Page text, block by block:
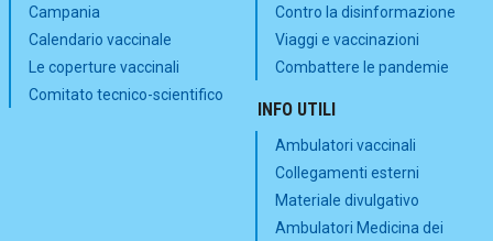
Campania
Calendario vaccinale
Le coperture vaccinali
Comitato tecnico-scientifico
Contro la disinformazione
Viaggi e vaccinazioni
Combattere le pandemie
INFO UTILI
Ambulatori vaccinali
Collegamenti esterni
Materiale divulgativo
Ambulatori Medicina dei